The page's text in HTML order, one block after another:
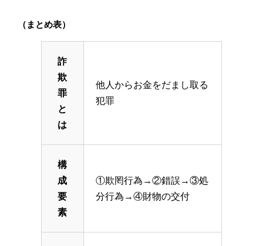
（まとめ表）
詐
欺
罪
と
は
他人からお金をだまし取る
犯罪
構
成
要
素
①欺罔行為→②錯誤→③処
分行為→④財物の交付